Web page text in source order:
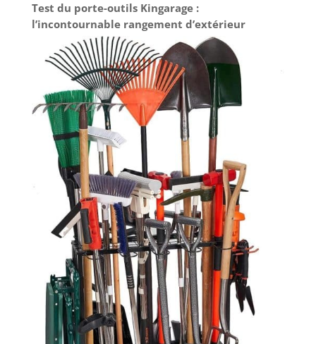
Test du porte-outils Kingarage :
l’incontournable rangement d’extérieur